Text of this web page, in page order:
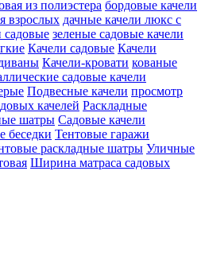
из полиэстера бордовые качели
взрослых дачные качели люкс с
садовые зеленые садовые качели
Качели садовые Качели
Качели-кровати кованые
садовые качели
Подвесные качели просмотр
качелей Раскладные
шатры Садовые качели
беседки Тентовые гаражи
раскладные шатры Уличные
Ширина матраса садовых